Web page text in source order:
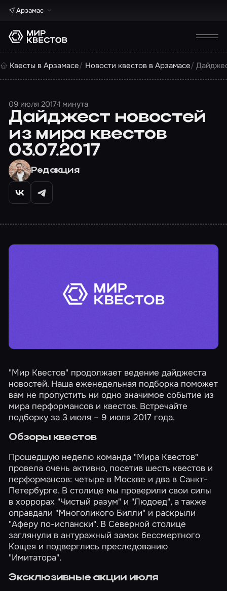
Арзамас
Квесты в Арзамасе Новости квестов в Арзамасе
09 июля 20171 минута
Дайджест новостей
из мира квестов
03.07.2017
Редакция
"Мир Квестов" продолжает ведение дайджеста
новостей. Наша еженедельная подборка поможет
вам не пропустить ни одно значимое событие из
мира перформансов и квестов. Встречайте
подборку за 3 июля – 9 июля 2017 года.
Обзоры квестов
Прошедшую неделю команда "Мира Квестов"
провела очень активно, посетив шесть квестов и
перформансов: четыре в Москве и два в Санкт-
Петербурге. В столице мы проверили свои силы
в хоррорах "Чистый разум" и "Людоед", а также
оправдали "Многоликого Билли" и раскрыли
"Аферу по-испански". В Северной столице
заглянули в антуражныйзамок бессмертного
Кощея и подверглись преследованию
"Имитатора".
Эксклюзивные акции июля